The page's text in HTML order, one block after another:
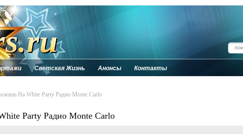
Светская Жизнь Анонсы Контакты
На White Party Радио Monte Carlo
Party Радио Monte Carlo